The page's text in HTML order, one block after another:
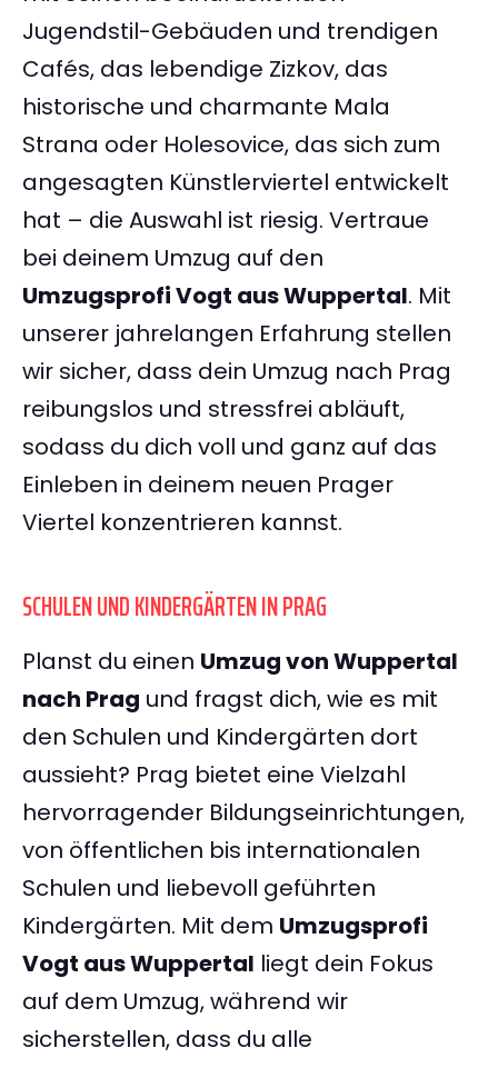
Jugendstil-Gebäuden und trendigen
Cafés, das lebendige Zizkov, das
historische und charmante Mala
Strana oder Holesovice, das sich zum
angesagten Künstlerviertel entwickelt
hat – die Auswahl ist riesig. Vertraue
bei deinem Umzug auf den
Umzugsprofi Vogt aus Wuppertal. Mit
unserer jahrelangen Erfahrung stellen
wir sicher, dass dein Umzug nach Prag
reibungslos und stressfrei abläuft,
sodass du dich voll und ganz auf das
Einleben in deinem neuen Prager
Viertel konzentrieren kannst.
SCHULEN UND KINDERGÄRTEN IN PRAG
Planst du einen Umzug von Wuppertal
nach Prag und fragst dich, wie es mit
den Schulen und Kindergärten dort
aussieht? Prag bietet eine Vielzahl
hervorragender Bildungseinrichtungen,
von öffentlichen bis internationalen
Schulen und liebevoll geführten
Kindergärten. Mit dem Umzugsprofi
Vogt aus Wuppertal liegt dein Fokus
auf dem Umzug, während wir
sicherstellen, dass du alle